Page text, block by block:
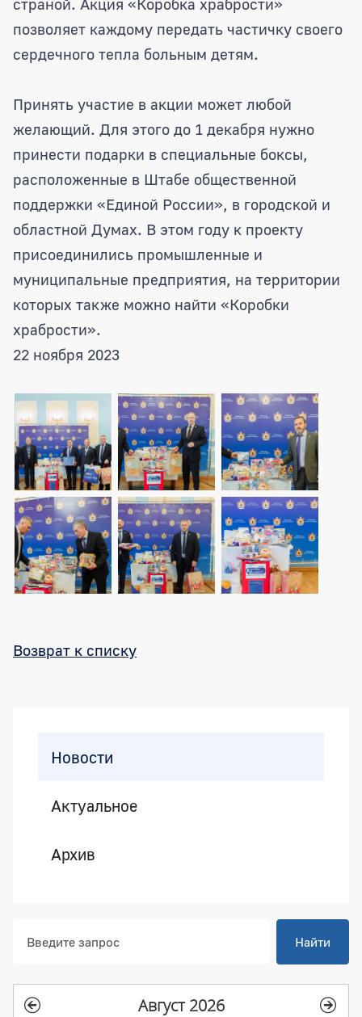
позволяет каждому передать частичку своего
сердечного тепла больным детям.
Принять участие в акции может любой
желающий. Для этого до 1 декабря нужно
принести подарки в специальные боксы,
расположенные в Штабе общественной
поддержки «Единой России», в городской и
областной Думах. В этом году к проекту
присоединились промышленные и
муниципальные предприятия, на территории
которых также можно найти «Коробки
храбрости».
22 ноября 2023
Возврат к списку
Новости
Актуальное
Архив
Найти
Август 2026